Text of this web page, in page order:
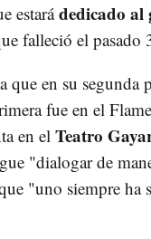
estarádedicado
falleció el pasado
que en su segunda
fue en el
en el Teatro
"dialogar de
"uno siempre ha